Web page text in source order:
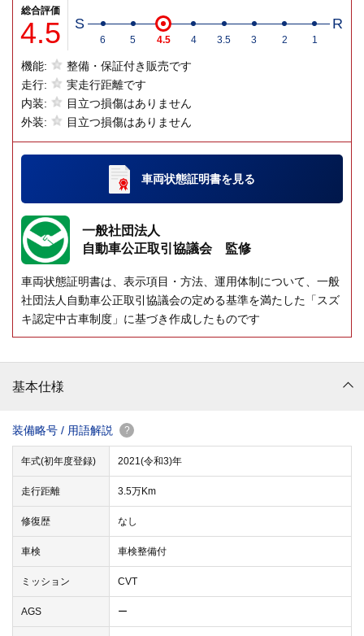
総合評価
4.5 S R
6 5 4.5 4 3.5 3 2 1
機能:
整備・保証付き販売です
走行:
実走行距離です
内装:
目立つ損傷はありません
外装:
目立つ損傷はありません
車両状態証明書を見る
一般社団法人
自動車公正取引協議会 監修
車両状態証明書は、表示項目・方法、運用体制について、一般
社団法人自動車公正取引協議会の定める基準を満たした「スズ
キ認定中古車制度」に基づき作成したものです
基本仕様
装備略号 / 用語解説 ?
年式(初年度登録) 2021(令和3)年
走行距離 3.5万Km
修復歴 なし
車検 車検整備付
ミッション CVT
AGS ー